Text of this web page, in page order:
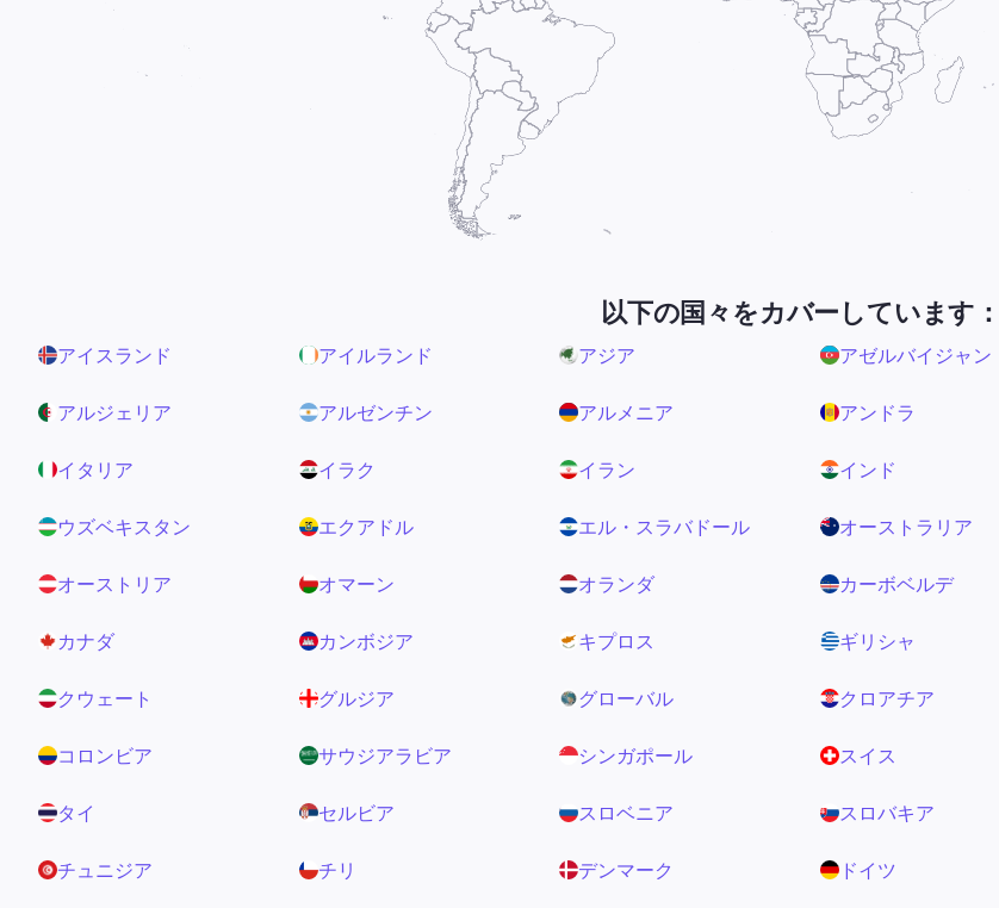
以下の国々をカバーしています：
アイスランド アイルランド アジア アゼルバイジャン
アルジェリア アルゼンチン アルメニア アンドラ
イタリア イラク イラン インド
ウズベキスタン エクアドル エル・スラバドール オーストラリア
オーストリア オマーン オランダ カーボベルデ
カナダ カンボジア キプロス ギリシャ
クウェート グルジア グローバル クロアチア
コロンビア サウジアラビア シンガポール スイス
タイ セルビア スロベニア スロバキア
チュニジア チリ デンマーク ドイツ